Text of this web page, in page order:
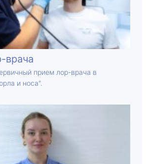
врача
прием лор-врача в
и носа".